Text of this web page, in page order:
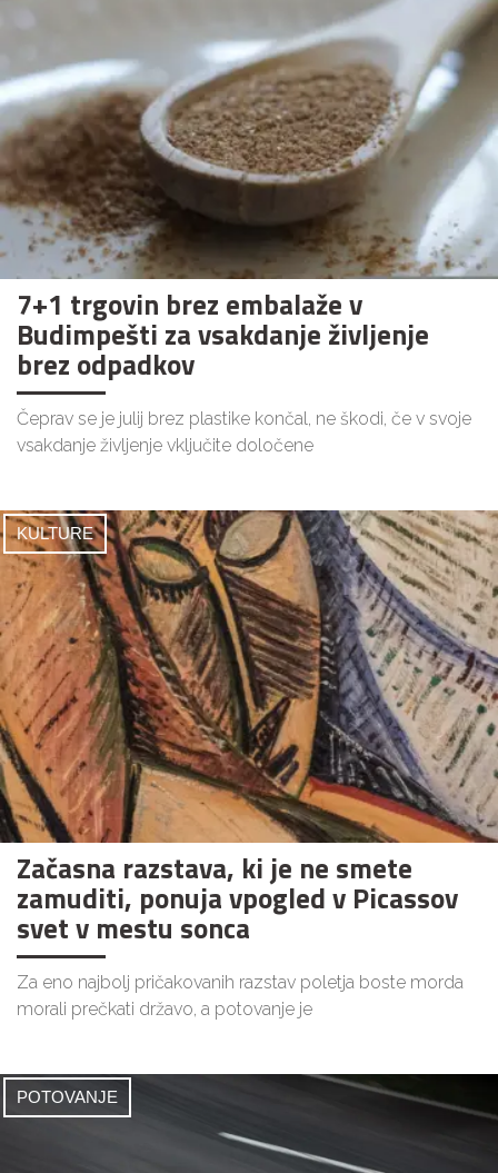
7+1 trgovin brez embalaže v
Budimpešti za vsakdanje življenje
brez odpadkov
Čeprav se je julij brez plastike končal, ne škodi, če v svoje
vsakdanje življenje vključite določene
KULTURE
Začasna razstava, ki je ne smete
zamuditi, ponuja vpogled v Picassov
svet v mestu sonca
Za eno najbolj pričakovanih razstav poletja boste morda
morali prečkati državo, a potovanje je
POTOVANJE